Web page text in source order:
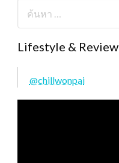
Lifestyle & Review
@chillwonpai